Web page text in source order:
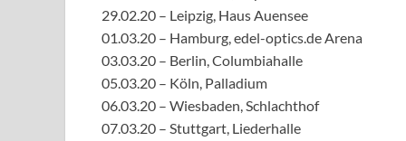
29.02.20 – Leipzig, Haus Auensee
01.03.20 – Hamburg, edel-optics.de Arena
03.03.20 – Berlin, Columbiahalle
05.03.20 – Köln, Palladium
06.03.20 – Wiesbaden, Schlachthof
07.03.20 – Stuttgart, Liederhalle